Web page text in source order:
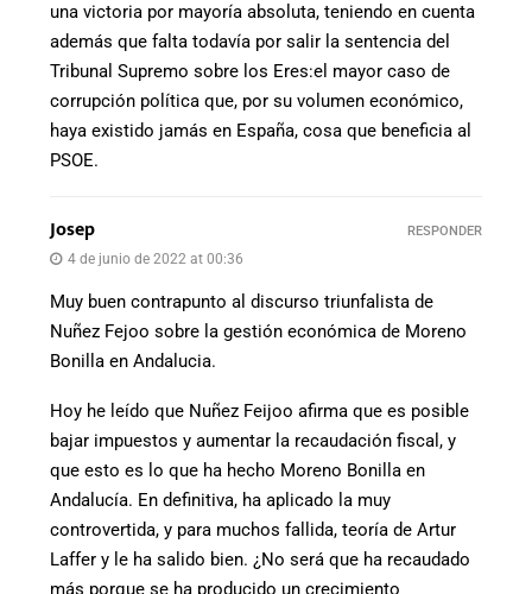
una victoria por mayoría absoluta, teniendo en cuenta
además que falta todavía por salir la sentencia del
Tribunal Supremo sobre los Eres:el mayor caso de
corrupción política que, por su volumen económico,
haya existido jamás en España, cosa que beneficia al
PSOE.
Josep
4 de junio de 2022 at 00:36
Muy buen contrapunto al discurso triunfalista de
Nuñez Fejoo sobre la gestión económica de Moreno
Bonilla en Andalucia.
Hoy he leído que Nuñez Feijoo afirma que es posible
bajar impuestos y aumentar la recaudación fiscal, y
que esto es lo que ha hecho Moreno Bonilla en
Andalucía. En definitiva, ha aplicado la muy
controvertida, y para muchos fallida, teoría de Artur
Laffer y le ha salido bien. ¿No será que ha recaudado
más porque se ha producido un crecimiento
RESPONDER